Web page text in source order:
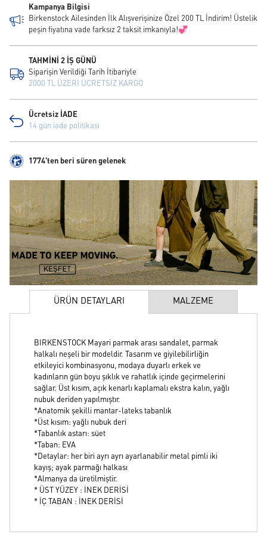
Kampanya Bilgisi
Birkenstock Ailesinden İlk Alışverişinize Özel 200 TL İndirim! Üstelik
peşin fiyatına vade farksız 2 taksit imkanıyla!💞
TAHMİNİ 2 İŞ GÜNÜ
Siparişin Verildiği Tarih İtibariyle
2000 TL ÜZERİ ÜCRETSİZ KARGO
Ücretsiz İADE
14 gün iade politikası
1774'ten beri süren gelenek
ÜRÜN DETAYLARI MALZEME
BIRKENSTOCK Mayari parmak arası sandalet, parmak
halkalı neşeli bir modeldir. Tasarım ve giyilebilirliğin
etkileyici kombinasyonu, modaya duyarlı erkek ve
kadınların gün boyu şıklık ve rahatlık içinde geçirmelerini
sağlar. Üst kısım, açık kenarlı kaplamalı ekstra kalın, yağlı
nubuk deriden yapılmıştır.
*Anatomik şekilli mantar-lateks tabanlık
*Üst kısım: yağlı nubuk deri
*Tabanlık astarı: süet
*Taban: EVA
*Detaylar: her biri ayrı ayrı ayarlanabilir metal pimli iki
kayış; ayak parmağı halkası
*Almanya da üretilmiştir.
* ÜST YÜZEY : İNEK DERİSİ
* İÇ TABAN : İNEK DERİSİ